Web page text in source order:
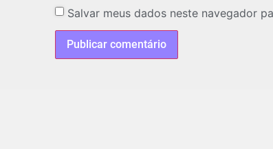
Salvar meus dados neste navegador